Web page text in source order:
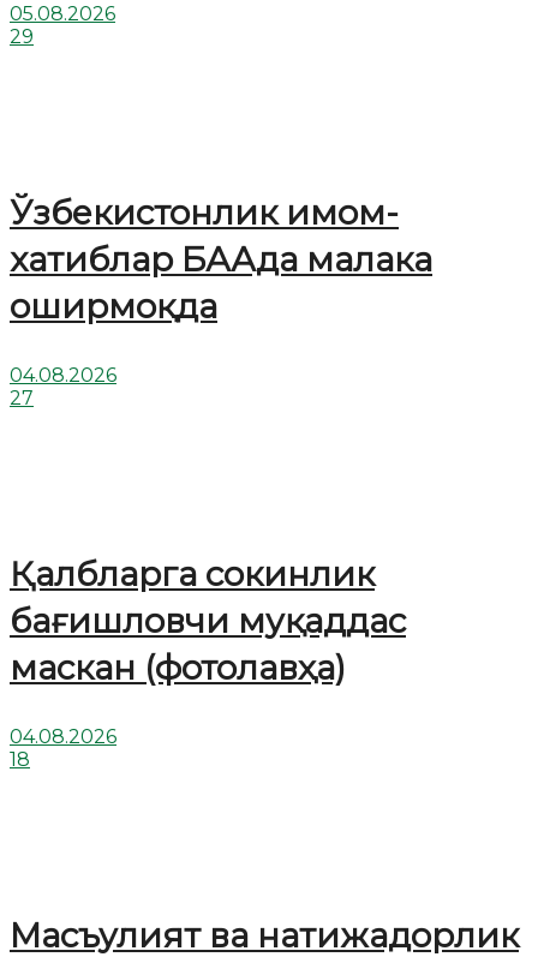
05.08.2026
29
Ўзбекистонлик имом-
хатиблар БААда малака
оширмоқда
04.08.2026
27
Қалбларга сокинлик
бағишловчи муқаддас
маскан (фотолавҳа)
04.08.2026
18
Масъулият ва натижадорлик